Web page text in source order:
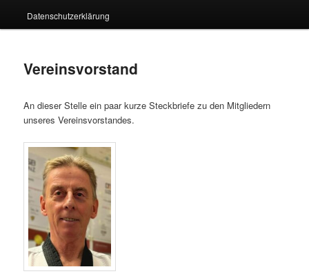
Datenschutzerklärung
Vereinsvorstand
An dieser Stelle ein paar kurze Steckbriefe zu den Mitgliedern
unseres Vereinsvorstandes.